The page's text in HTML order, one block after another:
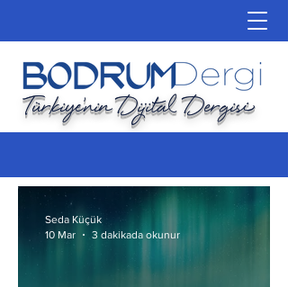
Türkiye'nin Dijital Dergisi
Seda Küçük
10 Mar
3 dakikada okunur